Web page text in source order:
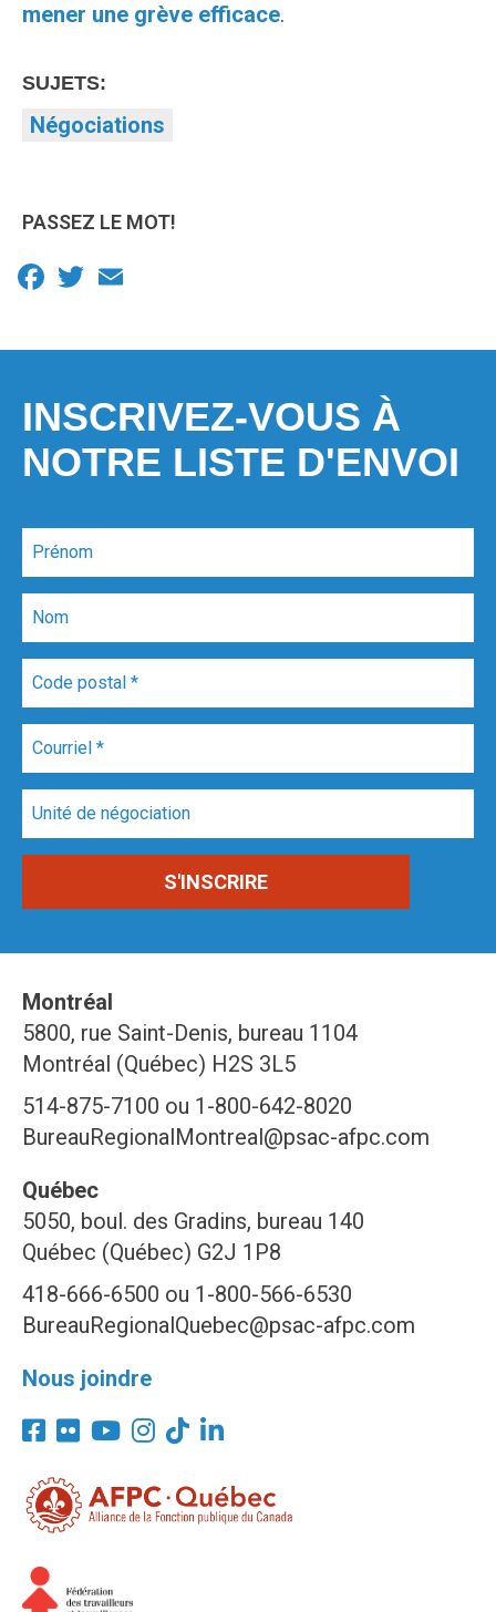
mener une grève efficace.
SUJETS:
Négociations
PASSEZ LE MOT!
Facebook
Twitter
INSCRIVEZ-VOUS À
NOTRE LISTE D'ENVOI
Montréal
5800, rue Saint-Denis, bureau 1104
Montréal (Québec) H2S 3L5
514-875-7100 ou 1-800-642-8020
BureauRegionalMontreal@psac-afpc.com
Québec
5050, boul. des Gradins, bureau 140
Québec (Québec) G2J 1P8
418-666-6500 ou 1-800-566-6530
BureauRegionalQuebec@psac-afpc.com
Nous joindre